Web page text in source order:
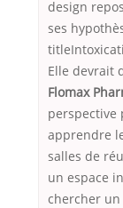
design
ses
Elle devrait
Flomax
perspective
apprendre
salles de
un espace
chercher